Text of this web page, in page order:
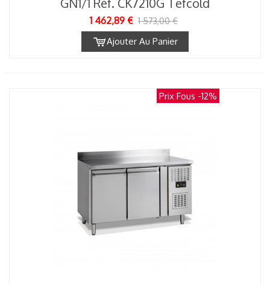
GN1/1 Réf. CK7210G Tefcold
1 462,89 € 1 573,00 €
Ajouter Au Panier
Prix Fous -12%